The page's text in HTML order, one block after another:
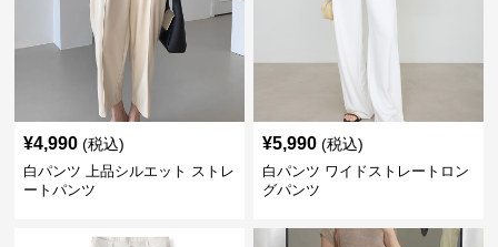
¥4,990 (税込)
白パンツ 上品シルエット ストレ
ートパンツ
¥5,990 (税込)
白パンツ ワイドストレートロン
グパンツ